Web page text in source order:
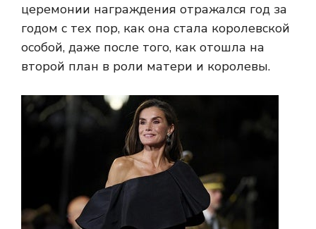
церемонии награждения отражался год за
годом с тех пор, как она стала королевской
особой, даже после того, как отошла на
второй план в роли матери и королевы.